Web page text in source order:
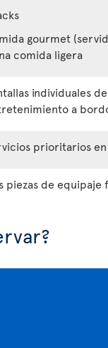
gourmet
comida ligera
individuales
a
prioritarios
piezas de